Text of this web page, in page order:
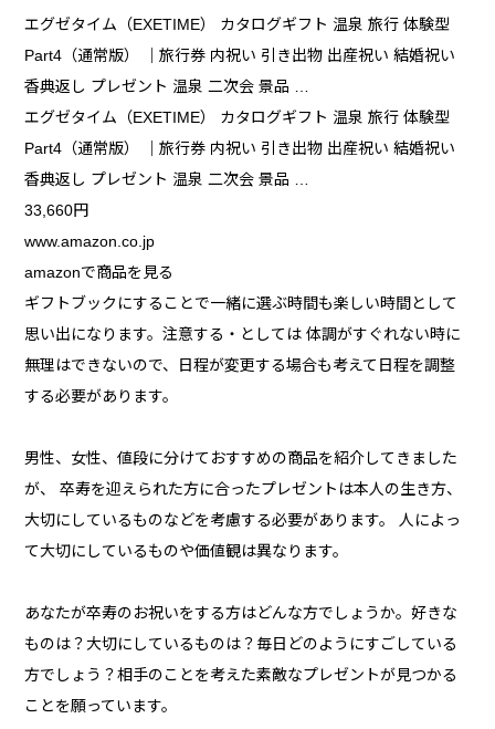
エグゼタイム（EXETIME） カタログギフト 温泉 旅行 体験型
Part4（通常版） ｜旅行券 内祝い 引き出物 出産祝い 結婚祝い
香典返し プレゼント 温泉 二次会 景品 …
エグゼタイム（EXETIME） カタログギフト 温泉 旅行 体験型
Part4（通常版） ｜旅行券 内祝い 引き出物 出産祝い 結婚祝い
香典返し プレゼント 温泉 二次会 景品 …
33,660円
www.amazon.co.jp
amazonで商品を見る
ギフトブックにすることで一緒に選ぶ時間も楽しい時間として
思い出になります。注意する・としては 体調がすぐれない時に
無理はできないので、日程が変更する場合も考えて日程を調整
する必要があります。
男性、女性、値段に分けておすすめの商品を紹介してきました
が、 卒寿を迎えられた方に合ったプレゼントは本人の生き方、
大切にしているものなどを考慮する必要があります。 人によっ
て大切にしているものや価値観は異なります。
あなたが卒寿のお祝いをする方はどんな方でしょうか。好きな
ものは？大切にしているものは？毎日どのようにすごしている
方でしょう？相手のことを考えた素敵なプレゼントが見つかる
ことを願っています。